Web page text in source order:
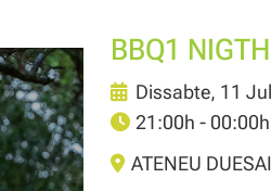
BBQ1
Dissabte, 11
21:00h - 00:00h
ATENEU